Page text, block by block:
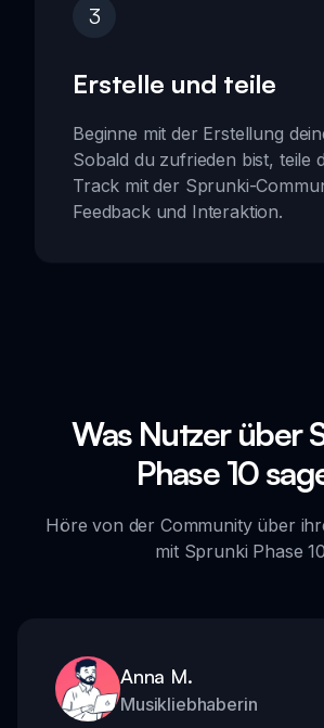
3
Erstelle und teile
Beginne mit der Erstellung
Sobald du zufrieden bist, teile
Track mit der Sprunki-
Feedback und Interaktion.
Was Nutzer über
Phase 10
Höre von der Community über
mit Sprunki Phase
Anna M.
Musikliebhaberin